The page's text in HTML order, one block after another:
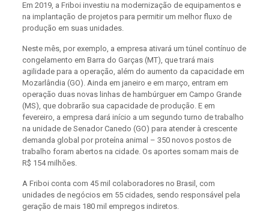
Em 2019, a Friboi investiu na modernização de equipamentos e
na implantação de projetos para permitir um melhor fluxo de
produção em suas unidades.
Neste mês, por exemplo, a empresa ativará um túnel contínuo de
congelamento em Barra do Garças (MT), que trará mais
agilidade para a operação, além do aumento da capacidade em
Mozarlândia (GO). Ainda em janeiro e em março, entram em
operação duas novas linhas de hambúrguer em Campo Grande
(MS), que dobrarão sua capacidade de produção. E em
fevereiro, a empresa dará início a um segundo turno de trabalho
na unidade de Senador Canedo (GO) para atender à crescente
demanda global por proteína animal – 350 novos postos de
trabalho foram abertos na cidade. Os aportes somam mais de
R$ 154 milhões.
A Friboi conta com 45 mil colaboradores no Brasil, com
unidades de negócios em 55 cidades, sendo responsável pela
geração de mais 180 mil empregos indiretos.